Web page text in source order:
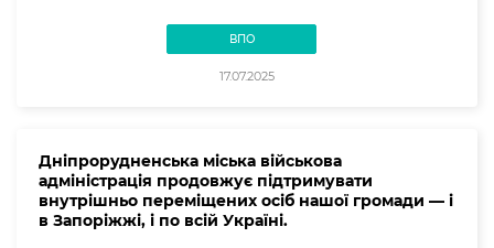
ВПО
17.07.2025
Дніпрорудненська міська військова
адміністрація продовжує підтримувати
внутрішньо переміщених осіб нашої громади — і
в Запоріжжі, і по всій Україні.